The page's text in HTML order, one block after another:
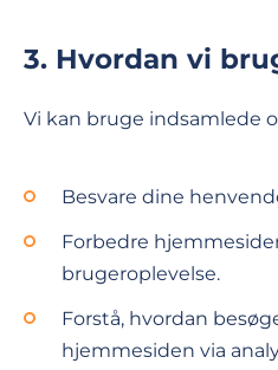
3. Hvordan vi
Vi kan bruge indsamlede
Besvare dine
Forbedre
brugeroplevelse.
Forstå, hvordan
hjemmesiden via